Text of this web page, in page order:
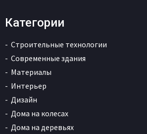
Категории
Строительные технологии
Современные здания
Материалы
Интерьер
Дизайн
Дома на колесах
Дома на деревьях